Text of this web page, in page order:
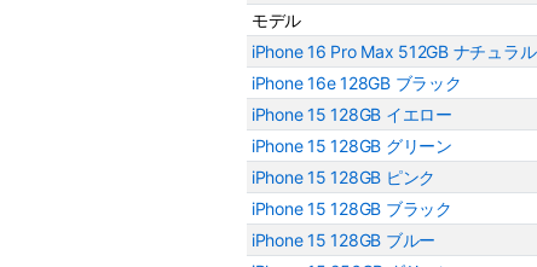
モデル
iPhone 16 Pro Max 512GB ナチュラ
iPhone 16e 128GB ブラック
iPhone 15 128GB イエロー
iPhone 15 128GB グリーン
iPhone 15 128GB ピンク
iPhone 15 128GB ブラック
iPhone 15 128GB ブルー